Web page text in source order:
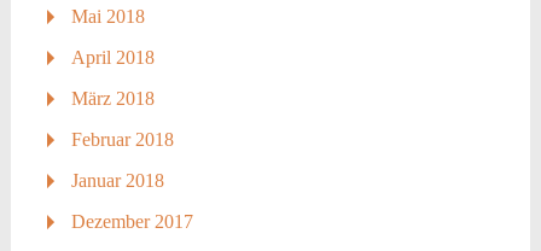
Mai 2018
April 2018
März 2018
Februar 2018
Januar 2018
Dezember 2017